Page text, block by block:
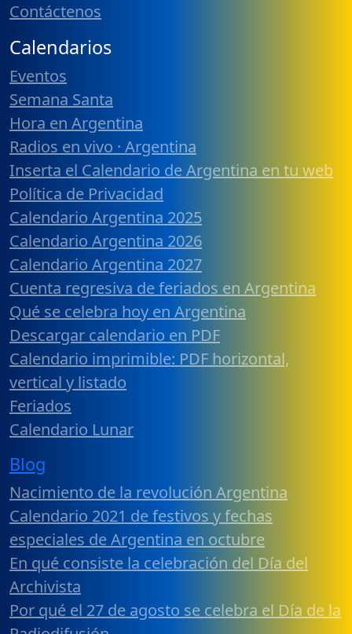
Contáctenos
Calendarios
Eventos
Semana Santa
Hora en Argentina
Radios en vivo · Argentina
Inserta el Calendario de Argentina en tu web
Política de Privacidad
Calendario Argentina 2025
Calendario Argentina 2026
Calendario Argentina 2027
Cuenta regresiva de feriados en Argentina
Qué se celebra hoy en Argentina
Descargar calendario en PDF
Calendario imprimible: PDF horizontal,
vertical y listado
Feriados
Calendario Lunar
Blog
Nacimiento de la revolución Argentina
Calendario 2021 de festivos y fechas
especiales de Argentina en octubre
En qué consiste la celebración del Día del
Archivista
Por qué el 27 de agosto se celebra el Día de la